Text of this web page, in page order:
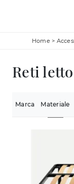
Home >
Reti
Marca Materiale